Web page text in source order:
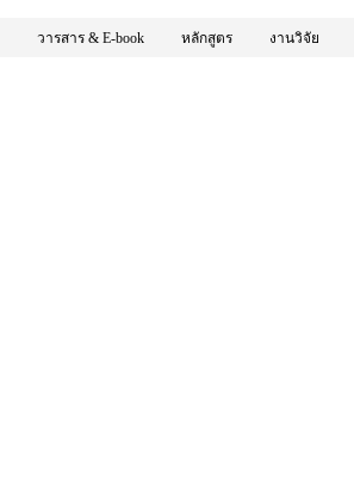
วารสาร & E-book หลักสูตร งานวิจัย